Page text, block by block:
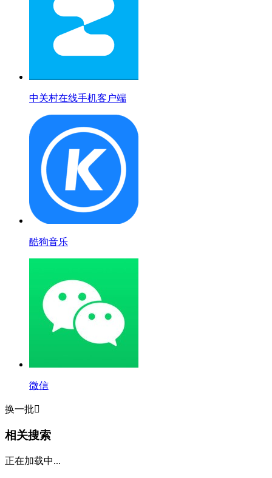
中关村在线手机客户端
酷狗音乐
微信
换一批
相关搜索
正在加载中...